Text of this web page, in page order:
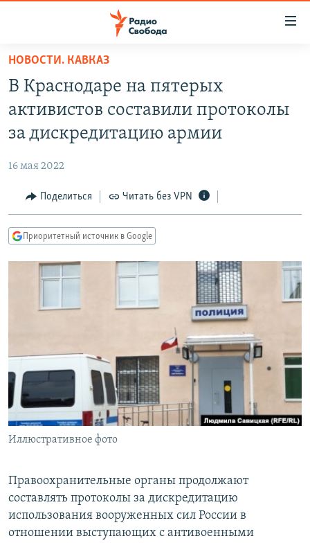
упрощенного
доступа
основному
Вернутся
Вернутся
ПОДКАСТЫ
МНЕНИЯ
КУЛЬТУРА
КАВКАЗ.РЕАЛИИ
СЕВЕР.РЕАЛИИ
ПОДПИШИТЕСЬ НА РАССЫЛКУ
СОЦИАЛЬНЫЕ СЕТИ
Все сайты РСЕ/РС
НОВОСТИ. КАВКАЗ
В Краснодаре на пятерых
активистов составили протоколы
за дискредитацию армии
16 мая 2022
Поделиться Читать без VPN
Приоритетный источник в Google
Иллюстративное фото
Правоохранительные органы продолжают
составлять протоколы за дискредитацию
использования вооруженных сил России в
отношении выступающих с антивоенными